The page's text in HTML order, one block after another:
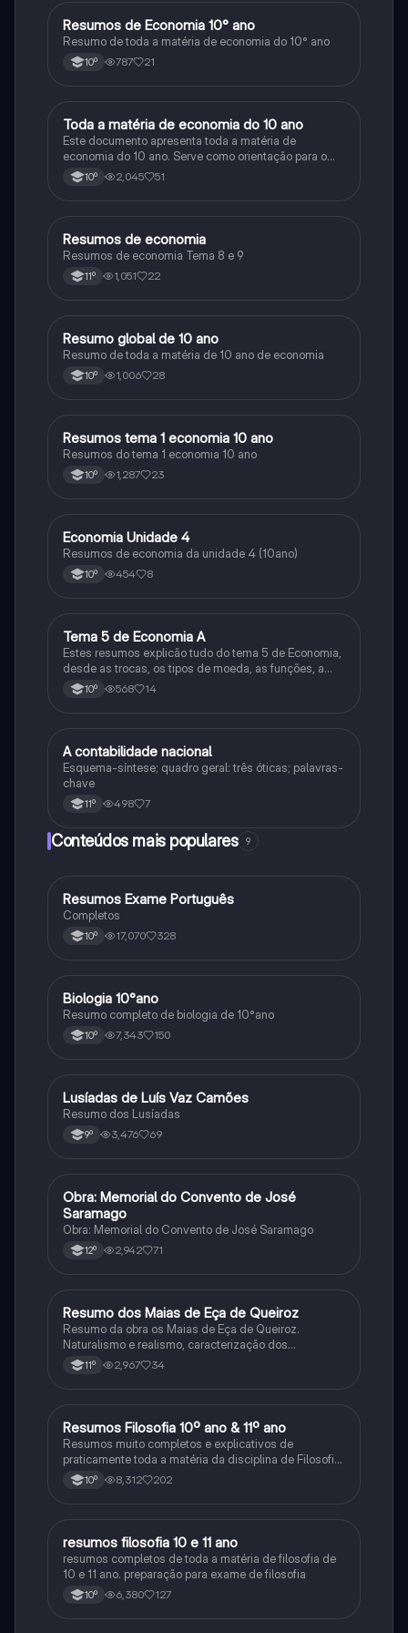
Economia
Resumos de Economia 10° ano
Resumo de toda a matéria de economia do 10° ano
10º 787 21
Economia
Toda a matéria de economia do 10 ano
Este documento apresenta toda a matéria de
economia do 10 ano. Serve como orientação para o
exame de 11 ano
10º 2,045 51
Economia
Resumos de economia
Resumos de economia Tema 8 e 9
11º 1,051 22
Economia
Resumo global de 10 ano
Resumo de toda a matéria de 10 ano de economia
10º 1,006 28
Economia
Resumos tema 1 economia 10 ano
Resumos do tema 1 economia 10 ano
10º 1,287 23
Economia
Economia Unidade 4
Resumos de economia da unidade 4 (10ano)
10º 454 8
Economia
Tema 5 de Economia A
Estes resumos explicão tudo do tema 5 de Economia,
desde as trocas, os tipos de moeda, as funções, a
evolução, a inflação, desinflação, deflação, IPC,
taxas, consequências e desvalorização da moeda.
10º 568 14
Economia
A contabilidade nacional
Esquema-síntese; quadro geral: três óticas; palavras-
chave
11º 498 7
Conteúdos mais populares 9
Português
Resumos Exame Português
Completos
10º 17,070 328
Biologia
Biologia 10°ano
Resumo completo de biologia de 10°ano
10º 7,343 150
Português
Lusíadas de Luís Vaz Camões
Resumo dos Lusíadas
9º 3,476 69
Português
Obra: Memorial do Convento de José
Saramago
Obra: Memorial do Convento de José Saramago
12º 2,942 71
Português
Resumo dos Maias de Eça de Queiroz
Resumo da obra os Maias de Eça de Queiroz.
Naturalismo e realismo, caracterização dos
personagens e contexto histórico.
11º 2,967 34
Filosofia
Resumos Filosofia 10º ano & 11º ano
Resumos muito completos e explicativos de
praticamente toda a matéria da disciplina de Filosofia
10º 8,312 202
Filosofia
resumos filosofia 10 e 11 ano
resumos completos de toda a matéria de filosofia de
10 e 11 ano. preparação para exame de filosofia
10º 6,380 127